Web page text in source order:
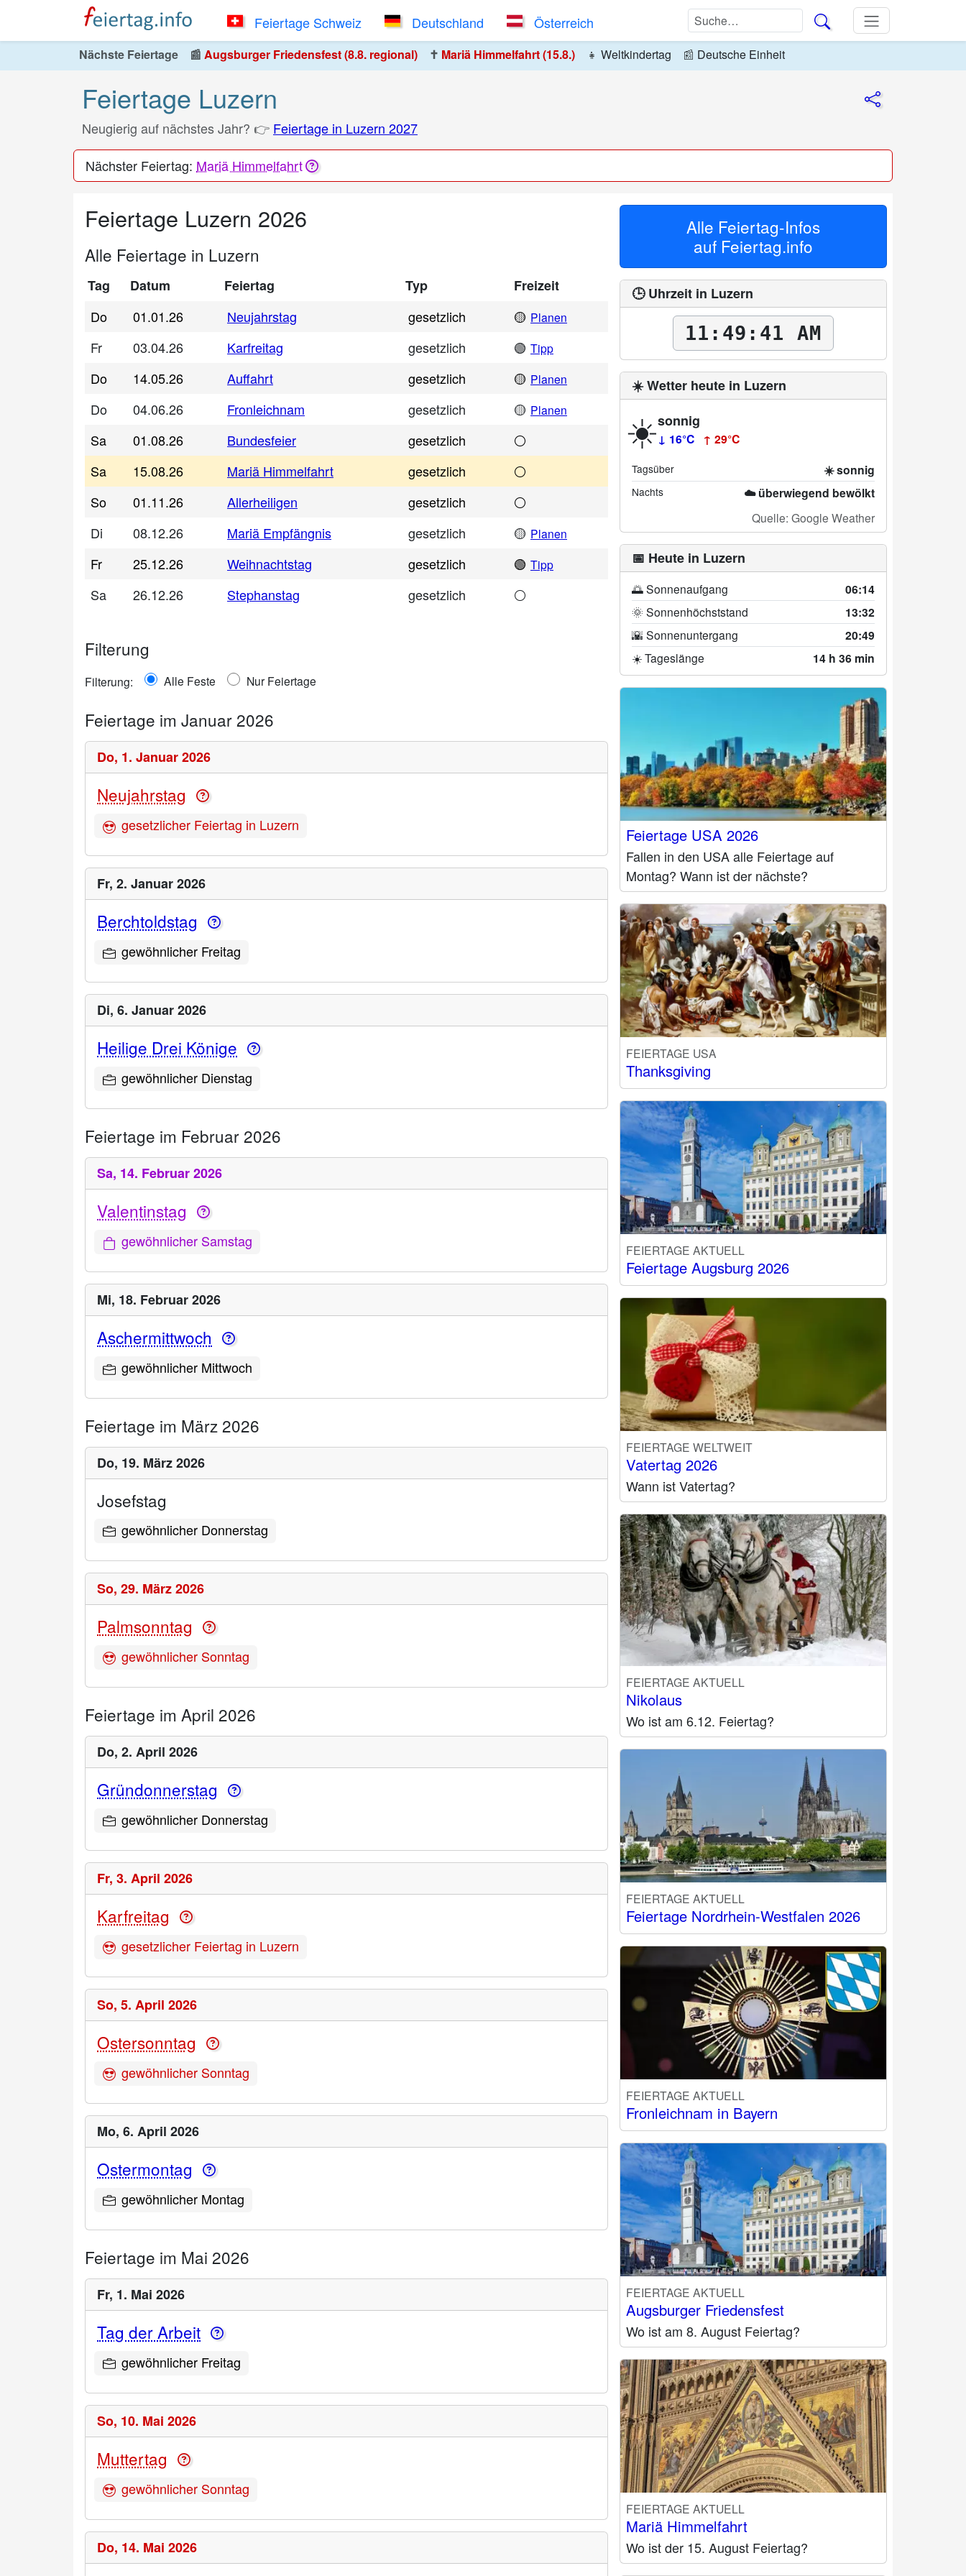
Feiertage Schweiz Deutschland Österreich
Nächste Feiertage 📰 Augsburger Friedensfest (8.8. regional) ✝️ Mariä Himmelfahrt (15.8.) 👧 Weltkindertag 📰 Deutsche Einheit
Feiertage Luzern
Neugierig auf nächstes Jahr? 👉 Feiertage in Luzern 2027
Nächster Feiertag: Mariä Himmelfahrt
Feiertage Luzern 2026
Alle Feiertage in Luzern
Tag Datum Feiertag Typ
Freizeit
Do
01.01.26 Neujahrstag gesetzlich 🟡 Planen
Fr 03.04.26 Karfreitag gesetzlich 🟢 Tipp
Do 14.05.26 Auffahrt gesetzlich 🟡 Planen
Do 04.06.26 Fronleichnam gesetzlich 🟡 Planen
Sa 01.08.26 Bundesfeier gesetzlich
⚪
Sa
15.08.26 Mariä Himmelfahrt gesetzlich
⚪
So
01.11.26 Allerheiligen gesetzlich
⚪
Di
08.12.26 Mariä Empfängnis gesetzlich 🟡 Planen
Fr 25.12.26 Weihnachtstag gesetzlich 🟢 Tipp
Sa 26.12.26 Stephanstag gesetzlich ⚪
Filterung
Filterung: Alle Feste Nur Feiertage
Feiertage im Januar 2026
Do, 1. Januar 2026
Neujahrstag
gesetzlicher Feiertag in Luzern
Fr, 2. Januar 2026
Berchtoldstag
gewöhnlicher Freitag
Di, 6. Januar 2026
Heilige Drei Könige
gewöhnlicher Dienstag
Feiertage im Februar 2026
Sa, 14. Februar 2026
Valentinstag
gewöhnlicher Samstag
Mi, 18. Februar 2026
Aschermittwoch
gewöhnlicher Mittwoch
Feiertage im März 2026
Do, 19. März 2026
Josefstag
gewöhnlicher Donnerstag
So, 29. März 2026
Palmsonntag
gewöhnlicher Sonntag
Feiertage im April 2026
Do, 2. April 2026
Gründonnerstag
gewöhnlicher Donnerstag
Fr, 3. April 2026
Karfreitag
gesetzlicher Feiertag in Luzern
So, 5. April 2026
Ostersonntag
gewöhnlicher Sonntag
Mo, 6. April 2026
Ostermontag
gewöhnlicher Montag
Feiertage im Mai 2026
Fr, 1. Mai 2026
Tag der Arbeit
gewöhnlicher Freitag
So, 10. Mai 2026
Muttertag
gewöhnlicher Sonntag
Do, 14. Mai 2026
Alle Feiertag-Infos
auf Feiertag.info
🕒 Uhrzeit in Luzern
11:49:42 AM
☀️ Wetter heute in Luzern
☀️sonnig
↓ 16°C ↑ 29°C
Tagsüber ☀️ sonnig
Nachts ☁️ überwiegend bewölkt
Quelle: Google Weather
📅 Heute in Luzern
🌅 Sonnenaufgang 06:14
🌞 Sonnenhöchststand 13:32
🌇 Sonnenuntergang 20:49
☀️ Tageslänge 14 h 36 min
Feiertage USA 2026
Fallen in den USA alle Feiertage auf
Montag? Wann ist der nächste?
FEIERTAGE USA
Thanksgiving
FEIERTAGE AKTUELL
Feiertage Augsburg 2026
FEIERTAGE WELTWEIT
Vatertag 2026
Wann ist Vatertag?
FEIERTAGE AKTUELL
Nikolaus
Wo ist am 6.12. Feiertag?
FEIERTAGE AKTUELL
Feiertage Nordrhein-Westfalen 2026
FEIERTAGE AKTUELL
Fronleichnam in Bayern
FEIERTAGE AKTUELL
Augsburger Friedensfest
Wo ist am 8. August Feiertag?
FEIERTAGE AKTUELL
Mariä Himmelfahrt
Wo ist der 15. August Feiertag?